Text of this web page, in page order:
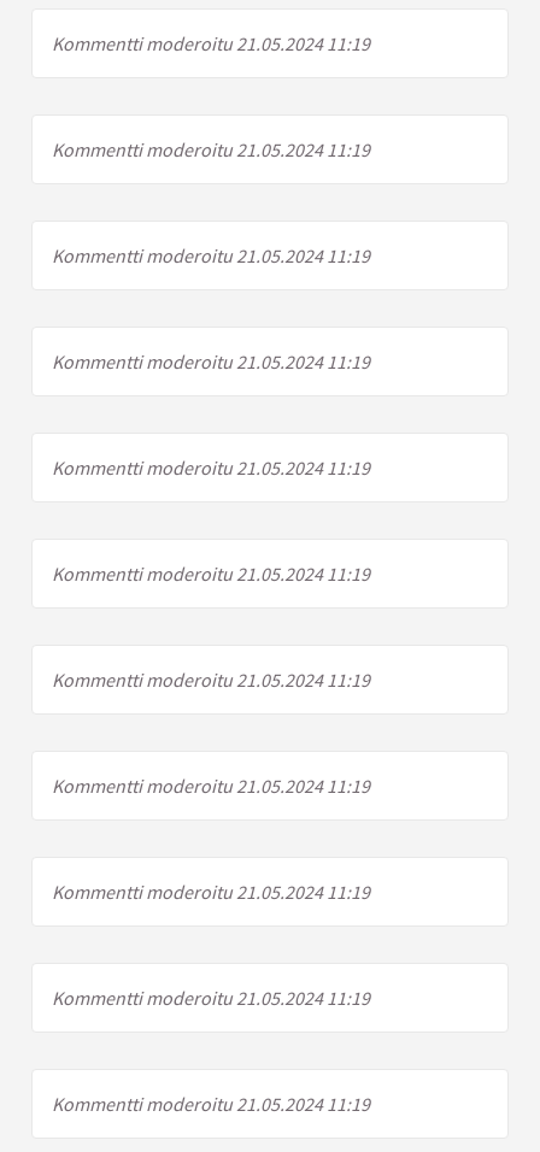
Kommentti moderoitu 21.05.2024 11:19
Kommentti moderoitu 21.05.2024 11:19
Kommentti moderoitu 21.05.2024 11:19
Kommentti moderoitu 21.05.2024 11:19
Kommentti moderoitu 21.05.2024 11:19
Kommentti moderoitu 21.05.2024 11:19
Kommentti moderoitu 21.05.2024 11:19
Kommentti moderoitu 21.05.2024 11:19
Kommentti moderoitu 21.05.2024 11:19
Kommentti moderoitu 21.05.2024 11:19
Kommentti moderoitu 21.05.2024 11:19